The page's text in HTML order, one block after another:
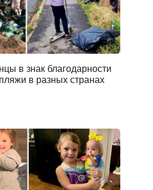
в знак благодарности
в разных странах